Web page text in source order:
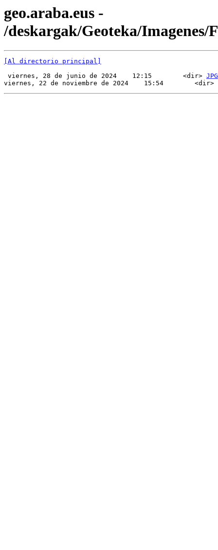
geo.araba.eus -
/deskargak/Geoteka/Imagenes/
[Al directorio principal]
viernes, 28 de junio de 2024    12:15        <dir> JPG
viernes, 22 de noviembre de 2024    15:54        <dir>